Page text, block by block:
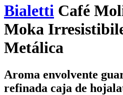
Bialetti Café
Moka
Metálica
Aroma envolvente
refinada caja de